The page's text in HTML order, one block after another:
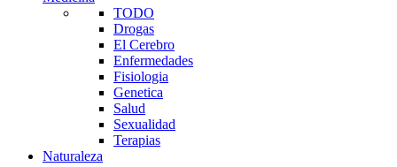
TODO
Drogas
El Cerebro
Enfermedades
Fisiologia
Genetica
Salud
Sexualidad
Terapias
Naturaleza